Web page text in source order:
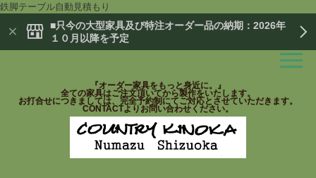
鉄脚テーブル自動見積もり
■只今の大型家具及び特注オーダー品の納期：2026年
１０月以降を予定
『オーダー家具をもっと身近に。』
全ての家具はご注文頂いてから製作をいたします。
お打合せにつきましては、完全予約制にてご対応とさせていただきます。
CONTACTよりお問い合わせください。